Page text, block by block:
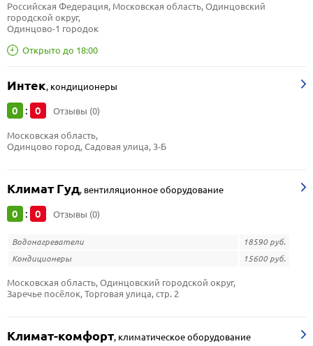
Открыто до 18:00
Российская Федерация, Московская область, Одинцовский
городской округ,
Одинцово-1 городок
Интек, кондиционеры
0 : 0 Отзывы (0)
Московская область,
Одинцово город, Садовая улица, 3-Б
Климат Гуд, вентиляционное оборудование
0 : 0 Отзывы (0)
Водонагреватели
18590 руб.
Кондиционеры
15600 руб.
Московская область, Одинцовский городской округ,
Заречье посёлок, Торговая улица, стр. 2
Климат-комфорт, климатическое оборудование